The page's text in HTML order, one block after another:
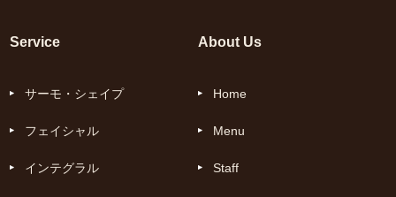
Service
サーモ・シェイプ
フェイシャル
インテグラル
About Us
Home
Menu
Staff